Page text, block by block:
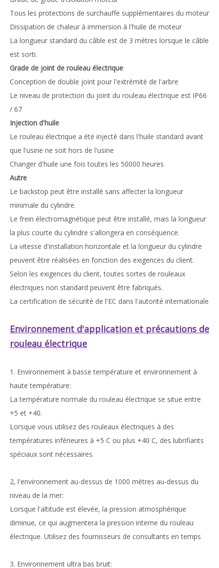
Tous les protections de surchauffe supplémentaires du moteur
Dissipation de chaleur à immersion à l'huile de moteur
La longueur standard du câble est de 3 mètres lorsque le câble
est sorti.
Grade de joint de rouleau électrique
Conception de double joint pour l'extrémité de l'arbre
Le niveau de protection du joint du rouleau électrique est IP66
/ 67
Injection d'huile
Le rouleau électrique a été injecté dans l'huile standard avant
que l'usine ne soit hors de l'usine
Changer d'huile une fois toutes les 50000 heures
Autre
Le backstop peut être installé sans affecter la longueur
minimale du cylindre.
Le frein électromagnétique peut être installé, mais la longueur
la plus courte du cylindre s'allongera en conséquence.
La vitesse d'installation horizontale et la longueur du cylindre
peuvent être réalisées en fonction des exigences du client.
Selon les exigences du client, toutes sortes de rouleaux
électriques non standard peuvent être fabriqués.
La certification de sécurité de l'EC dans l'autorité internationale
Environnement d'application et précautions de
rouleau électrique
1. Environnement à basse température et environnement à
haute température:
La température normale du rouleau électrique se situe entre
+5 et +40.
Lorsque vous utilisez des rouleaux électriques à des
températures inférieures à +5 C ou plus +40 C, des lubrifiants
spéciaux sont nécessaires.
2, l'environnement au-dessus de 1000 mètres au-dessus du
niveau de la mer:
Lorsque l'altitude est élevée, la pression atmosphérique
diminue, ce qui augmentera la pression interne du rouleau
électrique. Utilisez des fournisseurs de consultants en temps
3. Environnement ultra bas bruit: